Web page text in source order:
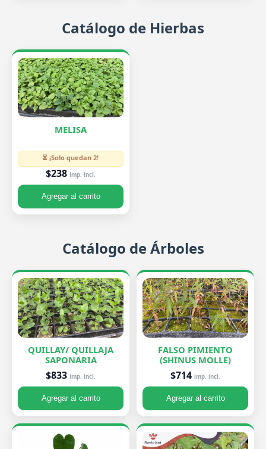
Catálogo de Hierbas
MELISA
⏳ ¡Solo quedan 2!
$238 imp. incl.
Agregar al carrito
Catálogo de Árboles
QUILLAY/ QUILLAJA
SAPONARIA
$833 imp. incl.
Agregar al carrito
FALSO PIMIENTO
(SHINUS MOLLE)
$714 imp. incl.
Agregar al carrito